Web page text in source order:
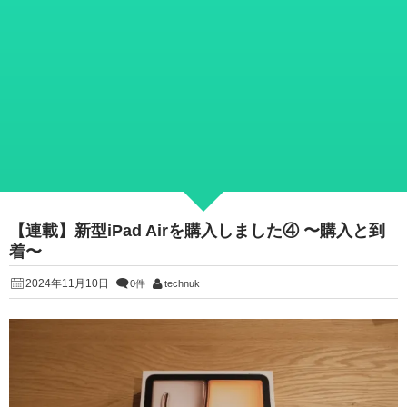
【連載】新型iPad Airを購入しました④ 〜購入と到
着〜
2024年11月10日 0件 technuk